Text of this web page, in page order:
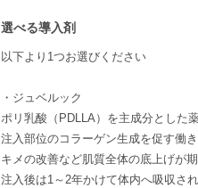
選べる導入剤
以下より1つお選びください
・ジュベルック
ポリ乳酸（PDLLA）を主成分とした薬
注入部位のコラーゲン生成を促す働
キメの改善など肌質全体の底上げが期
注入後は1～2年かけて体内へ吸収さ